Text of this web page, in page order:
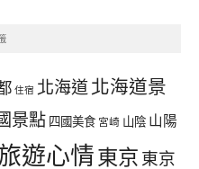
住宿 北海道北海道景
景點 四國美食 宮崎 山陰 山陽
遊心情東京 東京